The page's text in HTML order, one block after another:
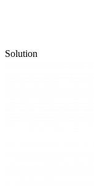
Solution